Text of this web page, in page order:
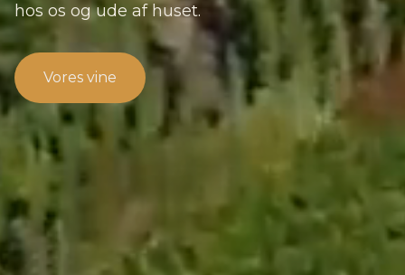
hos os og ude af huset.
Vores vine